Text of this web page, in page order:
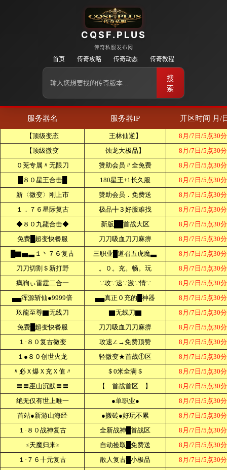
CQSF.PLUS
传奇私服发布网
首页 传奇攻略 传奇动态 传奇教程
搜
索